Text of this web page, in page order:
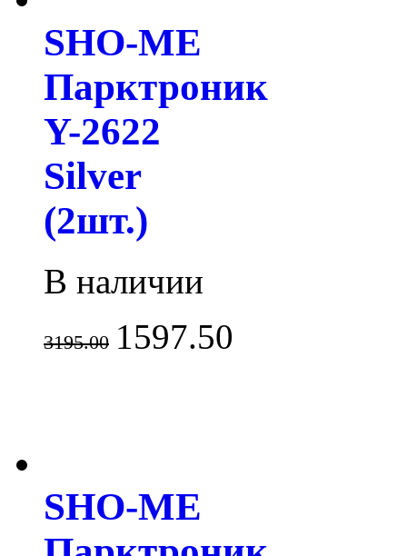
SHO-ME
Парктроник
Y-2622
Silver
(2шт.)
В наличии
3195.00 1597.50
SHO-ME